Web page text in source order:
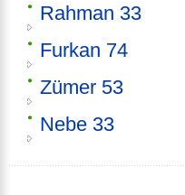
Rahman 33
Furkan 74
Zümer 53
Nebe 33